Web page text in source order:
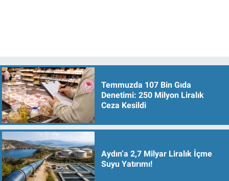
Temmuzda 107 Bin Gıda
Denetimi: 250 Milyon Liralık
Ceza Kesildi
Aydın’a 2,7 Milyar Liralık İçme
Suyu Yatırımı!